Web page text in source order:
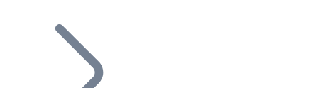
Ajoutez le token de votre projet à notre service